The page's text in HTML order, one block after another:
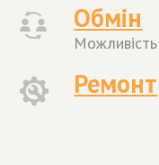
Обмін
Ремонт